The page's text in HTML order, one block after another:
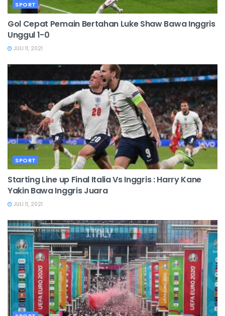
SPORT
Gol Cepat Pemain Bertahan Luke Shaw Bawa Inggris
Unggul 1-0
JULI 11, 2021
SPORT
Starting Line up Final Italia Vs Inggris : Harry Kane
Yakin Bawa Inggris Juara
JULI 11, 2021